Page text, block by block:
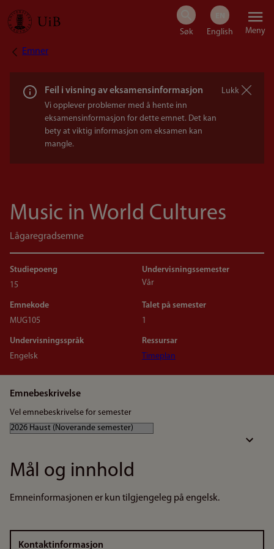
Hopp
Meny
Navigasjonssti
Emner
Feil i visning av eksamensinformasjon
Vi opplever problemer med å hente inn
eksamensinformasjon for dette emnet. Det kan
bety at viktig informasjon om eksamen kan
mangle.
Lukk
Music in World Cultures
Lågaregradsemne
Studiepoeng
15
Undervisningssemester
Vår
Emnekode
MUG105
Talet på semester
1
Undervisningsspråk
Engelsk
Ressursar
Timeplan
Emnebeskrivelse
Vel emnebeskrivelse for semester
Mål og innhold
Emneinformasjonen er kun tilgjengeleg på engelsk.
Kontaktinformasjon